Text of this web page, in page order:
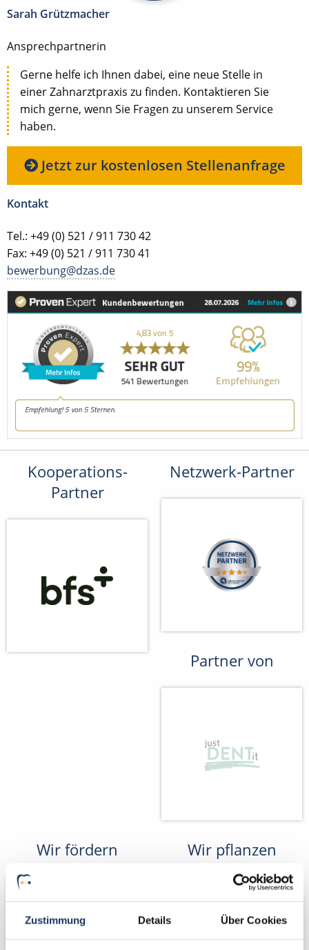
Zustimmung Details Über Cookies
Sarah Grützmacher
Ansprechpartnerin
Gerne helfe ich Ihnen dabei, eine neue Stelle in
einer Zahnarztpraxis zu finden. Kontaktieren Sie
mich gerne, wenn Sie Fragen zu unserem Service
haben.
Jetzt zur kostenlosen Stellenanfrage
Kontakt
Tel.: +49 (0) 521 / 911 730 42
Fax: +49 (0) 521 / 911 730 41
bewerbung@dzas.de
Kooperations-
Partner
Netzwerk-Partner
Partner von
Wir fördern
Wir pflanzen
Bäume